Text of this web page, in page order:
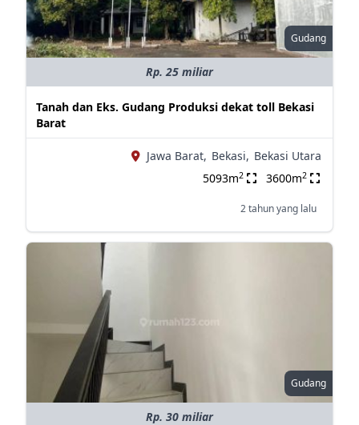
Gudang
Rp. 25 miliar
Tanah dan Eks. Gudang Produksi dekat toll Bekasi
Barat
Jawa Barat, Bekasi, Bekasi Utara
5093m2 3600m2
2 tahun yang lalu
Gudang
Rp. 30 miliar